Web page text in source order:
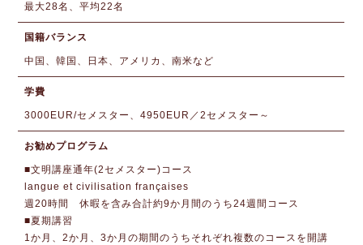
最大28名、平均22名
国籍バランス
中国、韓国、日本、アメリカ、南米など
学費
3000EUR/セメスター、4950EUR／2セメスター～
お勧めプログラム
■文明講座通年(2セメスター)コース
langue et civilisation françaises
週20時間 休暇を含み合計約9か月間のうち24週間コース
■夏期講習
1か月、2か月、3か月の期間のうちそれぞれ複数のコースを開講